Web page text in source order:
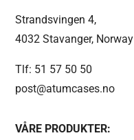
Strandsvingen 4,
4032 Stavanger, Norway
Tlf: 51 57 50 50
post@atumcases.no
VÅRE PRODUKTER: